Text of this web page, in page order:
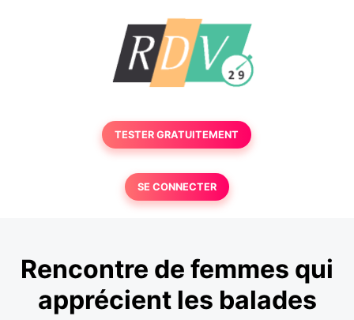
TESTER GRATUITEMENT
SE CONNECTER
Rencontre de femmes qui
apprécient les balades